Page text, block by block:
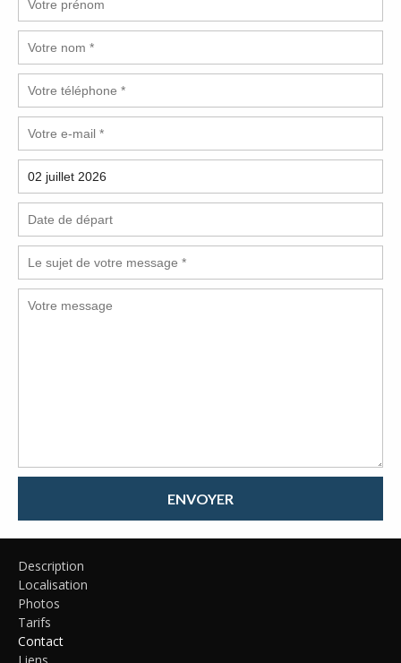
ENVOYER
Description
Localisation
Photos
Tarifs
Contact